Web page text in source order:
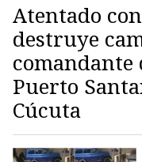
Atentado
destruye
comandante
Puerto
Cúcuta